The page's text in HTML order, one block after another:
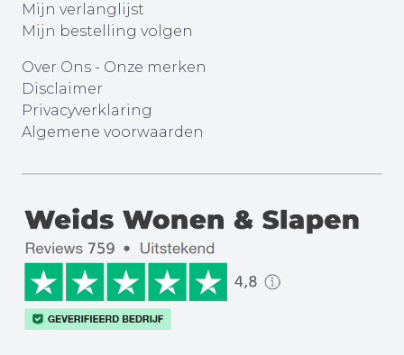
Mijn verlanglijst
Mijn bestelling volgen
Over Ons - Onze merken
Disclaimer
Privacyverklaring
Algemene voorwaarden